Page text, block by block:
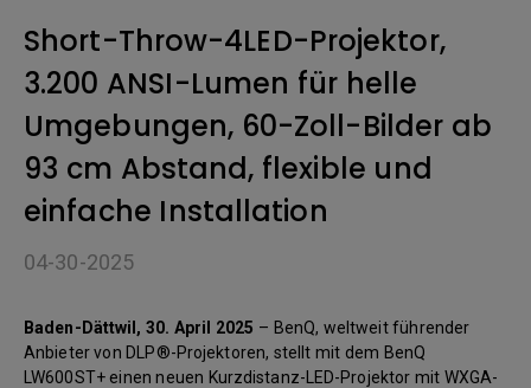
Short-Throw-4LED-Projektor,
3.200 ANSI-Lumen für helle
Umgebungen, 60-Zoll-Bilder ab
93 cm Abstand, flexible und
einfache Installation
04-30-2025
Baden-Dättwil, 30. April 2025 – BenQ, weltweit führender
Anbieter von DLP®-Projektoren, stellt mit dem BenQ
LW600ST+ einen neuen Kurzdistanz-LED-Projektor mit WXGA-